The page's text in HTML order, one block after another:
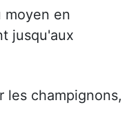
moyen en
jusqu'aux
les champignons,